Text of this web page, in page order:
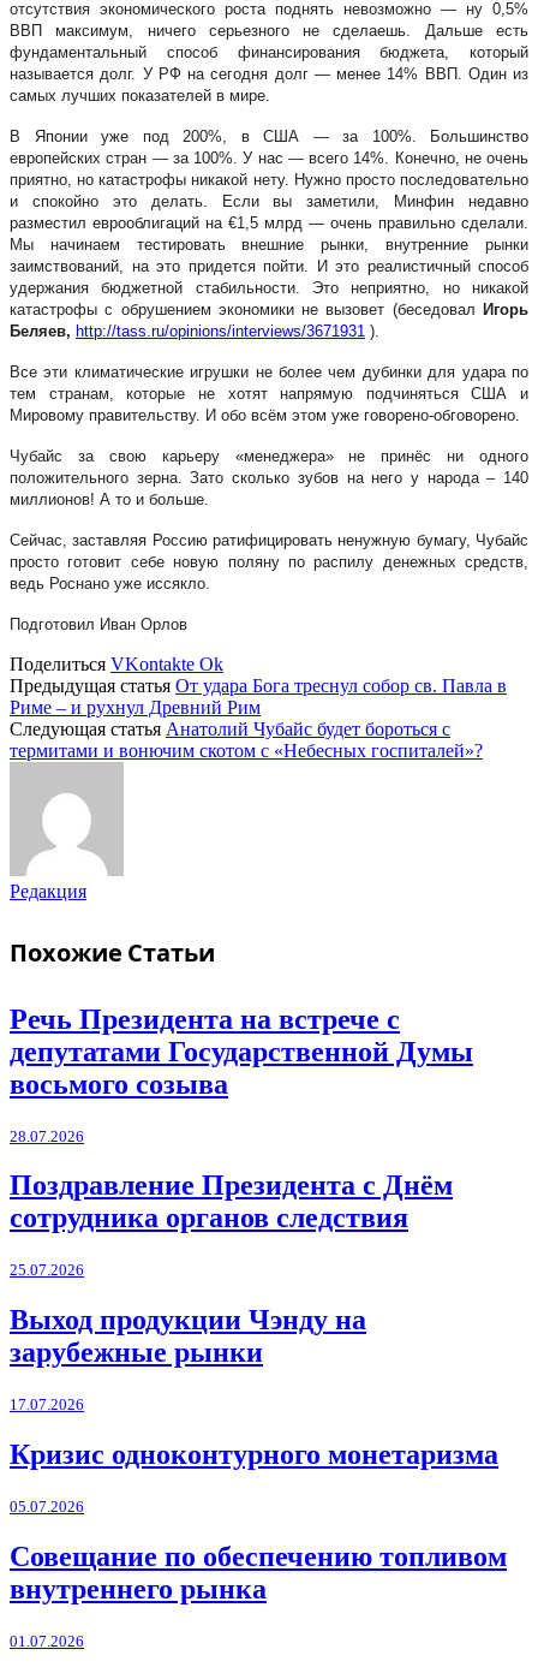
отсутствия экономического роста поднять невозможно — ну 0,5%
ВВП максимум, ничего серьезного не сделаешь. Дальше есть
фундаментальный способ финансирования бюджета, который
называется долг. У РФ на сегодня долг — менее 14% ВВП. Один из
самых лучших показателей в мире.
В Японии уже под 200%, в США — за 100%. Большинство
европейских стран — за 100%. У нас — всего 14%. Конечно, не очень
приятно, но катастрофы никакой нету. Нужно просто последовательно
и спокойно это делать. Если вы заметили, Минфин недавно
разместил еврооблигаций на €1,5 млрд — очень правильно сделали.
Мы начинаем тестировать внешние рынки, внутренние рынки
заимствований, на это придется пойти. И это реалистичный способ
удержания бюджетной стабильности. Это неприятно, но никакой
катастрофы с обрушением экономики не вызовет (беседовал Игорь
Беляев, http://tass.ru/opinions/interviews/3671931 ).
Все эти климатические игрушки не более чем дубинки для удара по
тем странам, которые не хотят напрямую подчиняться США и
Мировому правительству. И обо всём этом уже говорено-обговорено.
Чубайс за свою карьеру «менеджера» не принёс ни одного
положительного зерна. Зато сколько зубов на него у народа – 140
миллионов! А то и больше.
Сейчас, заставляя Россию ратифицировать ненужную бумагу, Чубайс
просто готовит себе новую поляну по распилу денежных средств,
ведь Роснано уже иссякло.
Подготовил Иван Орлов
Поделиться VKontakte Ok
Предыдущая статья От удара Бога треснул собор св. Павла в
Риме – и рухнул Древний Рим
Следующая статья Анатолий Чубайс будет бороться с
термитами и вонючим скотом с «Небесных госпиталей»?
Редакция
Похожие Статьи
Речь Президента на встрече с
депутатами Государственной Думы
восьмого созыва
28.07.2026
Поздравление Президента с Днём
сотрудника органов следствия
25.07.2026
Выход продукции Чэнду на
зарубежные рынки
17.07.2026
Кризис одноконтурного монетаризма
05.07.2026
Совещание по обеспечению топливом
внутреннего рынка
01.07.2026